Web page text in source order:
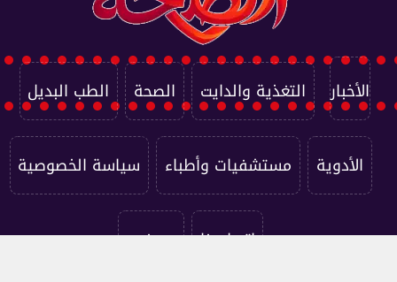
الأخبار التغذية والدايت الصحة الطب البديل
الأدوية مستشفيات وأطباء سياسة الخصوصية
اتصل بنا من نحن